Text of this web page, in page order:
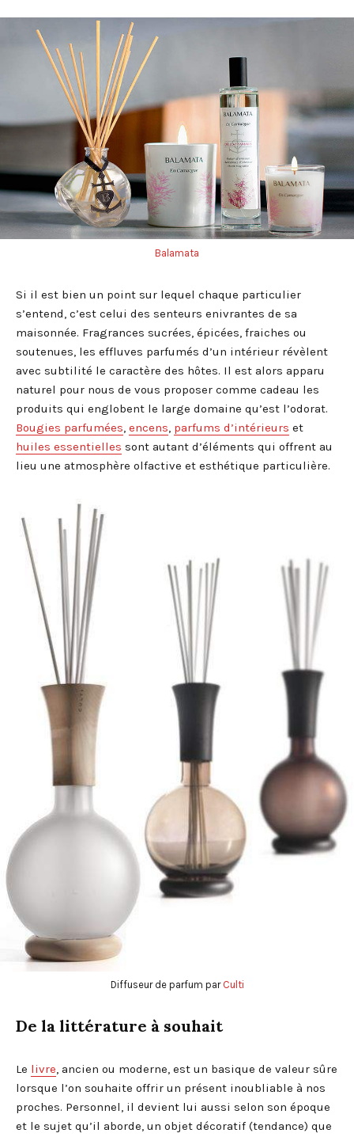
Balamata
Si il est bien un point sur lequel chaque particulier
s’entend, c’est celui des senteurs enivrantes de sa
maisonnée. Fragrances sucrées, épicées, fraiches ou
soutenues, les effluves parfumés d’un intérieur révèlent
avec subtilité le caractère des hôtes. Il est alors apparu
naturel pour nous de vous proposer comme cadeau les
produits qui englobent le large domaine qu’est l’odorat.
Bougies parfumées encens parfums d’intérieurs et
huiles essentielles sont autant d’éléments qui offrent au
lieu une atmosphère olfactive et esthétique particulière.
Diffuseur de parfum par Culti
De la littérature à souhait
Le livre, ancien ou moderne, est un basique de valeur sûre
lorsque l’on souhaite offrir un présent inoubliable à nos
proches. Personnel, il devient lui aussi selon son époque
et le sujet qu’il aborde, un objet décoratif (tendance) que